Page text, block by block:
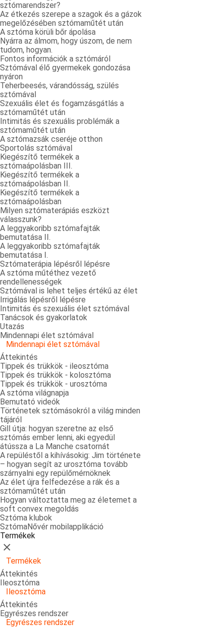
sztómarendszer?
Az étkezés szerepe a szagok és a gázok
megelőzésében sztómaműtét után
A sztóma körüli bőr ápolása
Nyárra az álmom, hogy úszom, de nem
tudom, hogyan.
Fontos információk a sztómáról
Sztómával élő gyermekek gondozása
nyáron
Teherbeesés, várandósság, szülés
sztómával
Szexuális élet és fogamzásgátlás a
sztómaműtét után
Intimitás és szexuális problémák a
sztómaműtét után
A sztómazsák cseréje otthon
Sportolás sztómával
Kiegészítő termékek a
sztómaápolásban III.
Kiegészítő termékek a
sztómaápolásban II.
Kiegészítő termékek a
sztómaápolásban
Milyen sztómaterápiás eszközt
válasszunk?
A leggyakoribb sztómafajták
bemutatása II.
A leggyakoribb sztómafajták
bemutatása I.
Sztómaterápia lépésről lépésre
A sztóma műtéthez vezető
rendellenességek
Sztómával is lehet teljes értékű az élet
Irrigálás lépésről lépésre
Intimitás és szexuális élet sztómával
Tanácsok és gyakorlatok
Utazás
Mindennapi élet sztómával
Mindennapi élet sztómával
Áttekintés
Tippek és trükkök - ileosztóma
Tippek és trükkök - kolosztóma
Tippek és trükkök - urosztóma
A sztóma világnapja
Bemutató videók
Történetek sztómásokról a világ minden
tájáról
Gill útja: hogyan szeretne az első
sztómás ember lenni, aki egyedül
átússza a La Manche csatornát
A repüléstől a kihívásokig: Jim története
– hogyan segít az urosztóma tovább
szárnyalni egy repülőmérnöknek
Az élet újra felfedezése a rák és a
sztómaműtét után
Hogyan változtatta meg az életemet a
soft convex megoldás
Sztóma klubok
SztómaNővér mobilapplikáció
Termékek
Bezárás
Termékek
Áttekintés
Ileosztóma
Ileosztóma
Áttekintés
Egyrészes rendszer
Egyrészes rendszer